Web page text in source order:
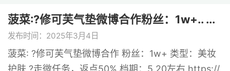
菠菜:?修可芙气垫微博合作粉丝：1w+.. ...
发布时间：2025年3月4日
菠菜: ?修可芙气垫微博合作 粉丝：1w+ 类型：美妆
护肤 ?走微任务，返点50% 档期：5.20左右 https://